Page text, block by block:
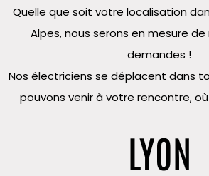
Quelle que soit votre localisation
Alpes, nous serons en mesure
demandes !
Nos électriciens se déplacent dans
pouvons venir à votre rencontre,
LYON